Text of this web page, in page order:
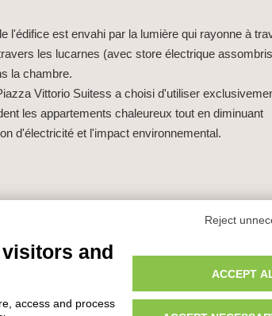
l'édifice est envahi par la lumière qui rayonne à
les lucarnes (avec store électrique
la chambre.
Vittorio Suitess a choisi d'utiliser
les appartements chaleureux tout en diminuant
d'électricité et l'impact environnemental.
(TO) 45,058922
E-mail:info@torinosuites.com
04677270011
Reject
and
access and process
ACCEPT